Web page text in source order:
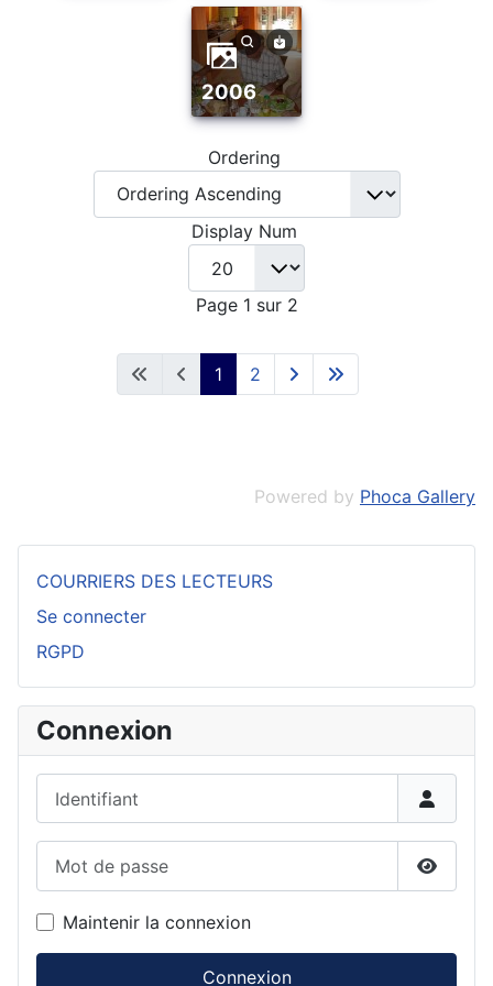
COURRIERS DES LECTEURS
Se connecter
RGPD
Connexion
Maintenir la connexion
Connexion
2006
Ordering
Display Num
Page 1 sur 2
1 2
Powered by Phoca Gallery